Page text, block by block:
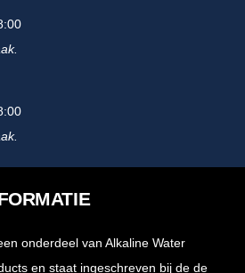
onderdeel van Alkaline Water
en staat ingeschreven bij de de